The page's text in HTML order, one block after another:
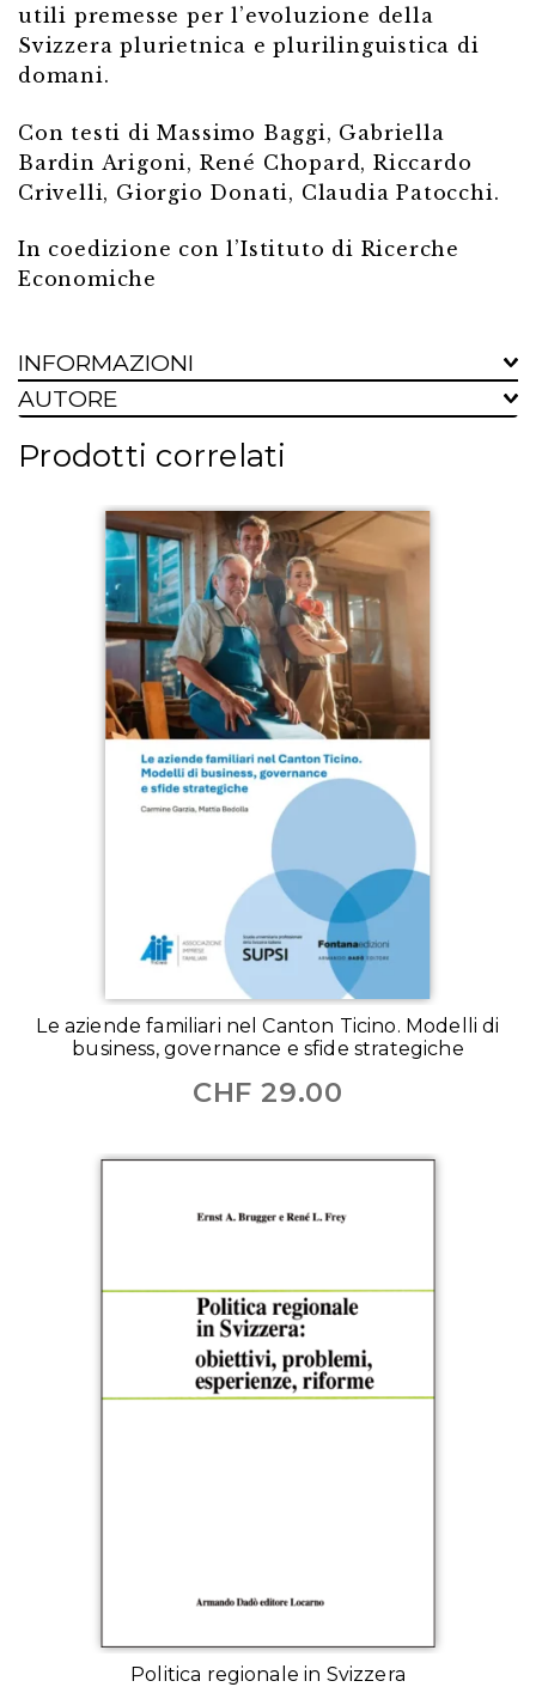
utili premesse per l’evoluzione della
Svizzera plurietnica e plurilinguistica di
domani.
Con testi di Massimo Baggi, Gabriella
Bardin Arigoni, René Chopard, Riccardo
Crivelli, Giorgio Donati, Claudia Patocchi.
In coedizione con l’Istituto di Ricerche
Economiche
INFORMAZIONI
AUTORE
Prodotti correlati
Le aziende familiari nel Canton Ticino. Modelli di
business, governance e sfide strategiche
CHF 29.00
Politica regionale in Svizzera